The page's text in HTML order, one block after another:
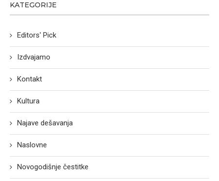
KATEGORIJE
Editors' Pick
Izdvajamo
Kontakt
Kultura
Najave dešavanja
Naslovne
Novogodišnje čestitke